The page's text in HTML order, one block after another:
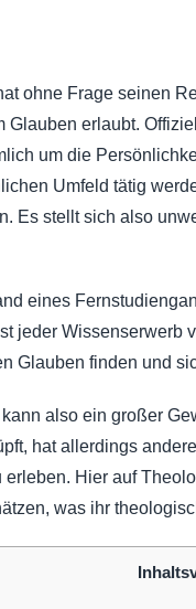
ohne Frage seinen
Glauben erlaubt.
um die
Umfeld tätig
Es stellt sich also
eines
jeder
Glauben finden und
also ein großer
hat allerdings
Hier auf
was ihr